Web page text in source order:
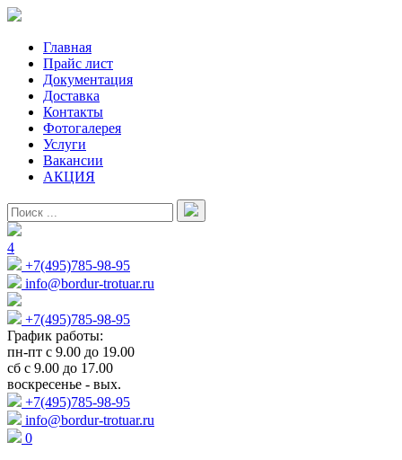
Главная
Прайс лист
Документация
Доставка
Контакты
Фотогалерея
Услуги
Вакансии
АКЦИЯ
4
+7(495)785-98-95
info@bordur-trotuar.ru
+7(495)785-98-95
График работы:
пн-пт с 9.00 до 19.00
сб с 9.00 до 17.00
воскресенье - вых.
+7(495)785-98-95
info@bordur-trotuar.ru
0